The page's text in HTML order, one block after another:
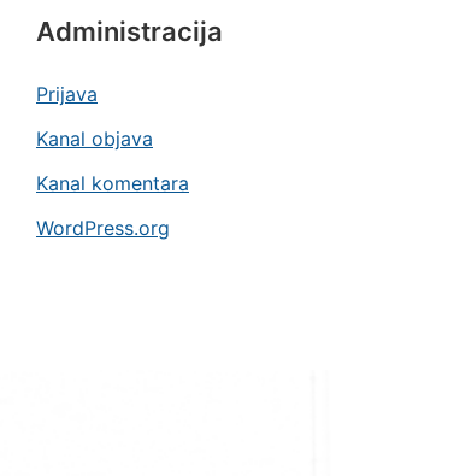
Administracija
Prijava
Kanal objava
Kanal komentara
WordPress.org